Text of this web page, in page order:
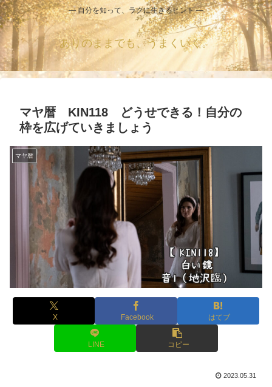
― 自分を知って、ラクに生きるヒント ―
ありのままでも、うまくいく。
マヤ暦 KIN118 どうせできる！自分の
枠を広げていきましょう
マヤ暦
X Facebook はてブ
LINE コピー
2023.05.31